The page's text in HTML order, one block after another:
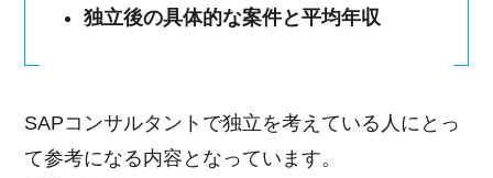
独立後の具体的な案件と平均年収
SAPコンサルタントで独立を考えている人にとっ
て参考になる内容となっています。